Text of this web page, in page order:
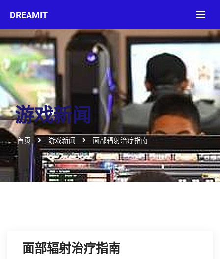
游戏新闻
首页 游戏新闻 面部辐射治疗指南
面部辐射治疗指南